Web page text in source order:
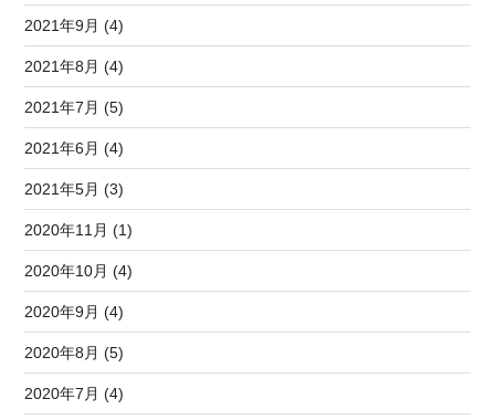
2021年9月 (4)
2021年8月 (4)
2021年7月 (5)
2021年6月 (4)
2021年5月 (3)
2020年11月 (1)
2020年10月 (4)
2020年9月 (4)
2020年8月 (5)
2020年7月 (4)